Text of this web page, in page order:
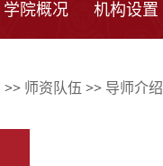
学院概况 机构设置
>> 师资队伍 >> 导师介绍